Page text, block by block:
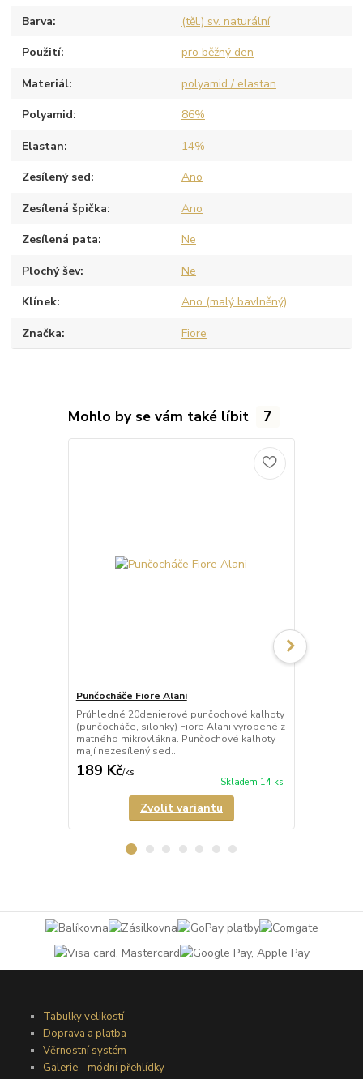
Barva (těl.) sv. naturální
Použití pro běžný den
Materiál polyamid / elastan
Polyamid 86%
Elastan 14%
Zesílený sed Ano
Zesílená špička Ano
Zesílená pata Ne
Plochý šev Ne
Klínek Ano (malý bavlněný)
Značka Fiore
Mohlo by se vám také líbit 7
Punčocháče Fiore Alani
Průhledné 20denierové punčochové kalhoty
(punčocháče, silonky) Fiore Alani vyrobené z
matného mikrovlákna. Punčochové kalhoty
mají nezesílený sed...
189 Kč/ks
Skladem 14 ks
Zvolit variantu
Tabulky velikostí
Doprava a platba
Věrnostní systém
Galerie - módní přehlídky